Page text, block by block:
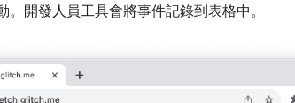
開發人員工具會將事件記錄到表格中。